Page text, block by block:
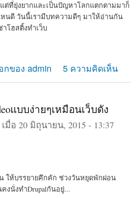
แต่ที่ยุ่งยากและเป็นปัญหาโลกแตกตามมาก็
หนดี วันนี้เรามีบทความดีๆ มาให้อ่านกัน
าโฮสติ้งทำเว็บ
นดี แนะนำการเช่าโฮสติ้งทำเว็บ
กของ admin 5 ความคิดเห็น
แบบง่ายๆเหมือนเว็บดัง
เมื่อ 20 มิถุนายน, 2015 - 13:37
ให้บรรยายคึกคัก ช่วงวันหยุดพักผ่อน
งนั่งทำDrupalกันอยู่...